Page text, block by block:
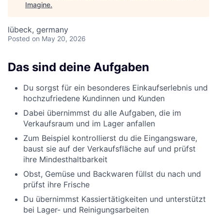
Imagine.
lübeck, germany
Posted on May 20, 2026
Das sind deine Aufgaben
Du sorgst für ein besonderes Einkaufserlebnis und
hochzufriedene Kundinnen und Kunden
Dabei übernimmst du alle Aufgaben, die im
Verkaufsraum und im Lager anfallen
Zum Beispiel kontrollierst du die Eingangsware,
baust sie auf der Verkaufsfläche auf und prüfst
ihre Mindesthaltbarkeit
Obst, Gemüse und Backwaren füllst du nach und
prüfst ihre Frische
Du übernimmst Kassiertätigkeiten und unterstützt
bei Lager- und Reinigungsarbeiten